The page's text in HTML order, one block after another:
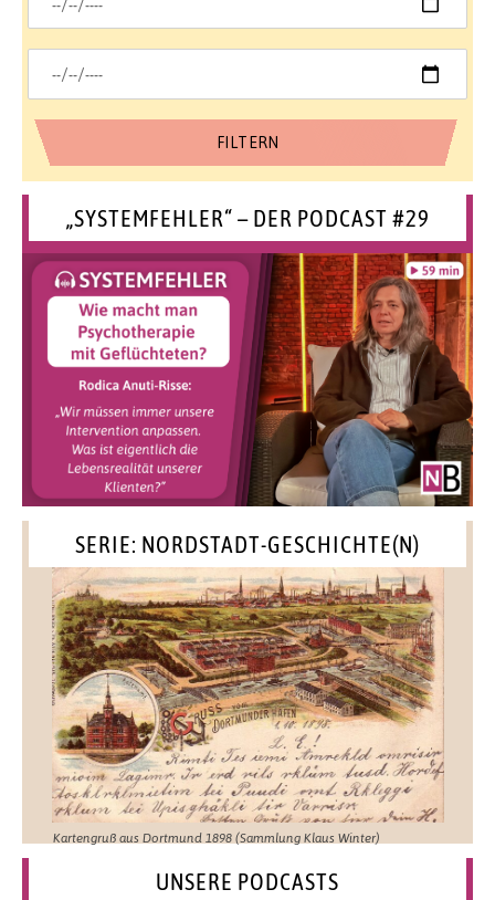
„SYSTEMFEHLER“ – DER PODCAST #29
SERIE: NORDSTADT-GESCHICHTE(N)
Kartengruß aus Dortmund 1898 (Sammlung Klaus Winter)
UNSERE PODCASTS